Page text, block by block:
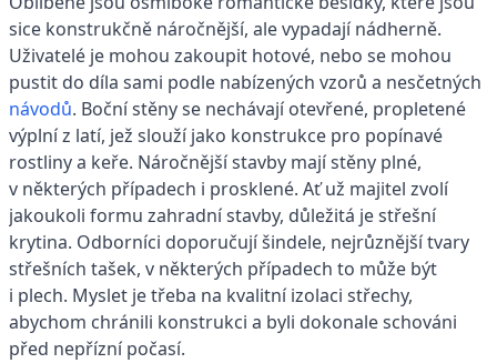
sice konstrukčně náročnější, ale vypadají nádherně.
Uživatelé je mohou zakoupit hotové, nebo se mohou
pustit do díla sami podle nabízených vzorů a nesčetných
návodů. Boční stěny se nechávají otevřené, propletené
výplní z latí, jež slouží jako konstrukce pro popínavé
rostliny a keře. Náročnější stavby mají stěny plné,
v některých případech i prosklené. Ať už majitel zvolí
jakoukoli formu zahradní stavby, důležitá je střešní
krytina. Odborníci doporučují šindele, nejrůznější tvary
střešních tašek, v některých případech to může být
i plech. Myslet je třeba na kvalitní izolaci střechy,
abychom chránili konstrukci a byli dokonale schováni
před nepřízní počasí.